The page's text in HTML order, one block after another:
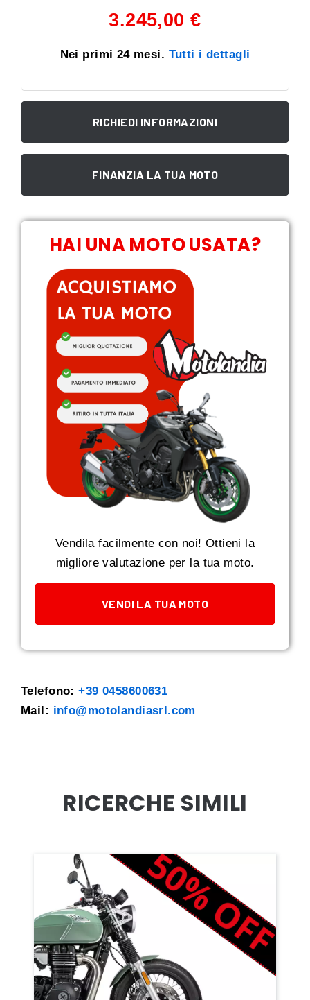
3.245,00 €
Nei primi 24 mesi. Tutti i dettagli
RICHIEDI INFORMAZIONI
FINANZIA LA TUA MOTO
HAI UNA MOTO USATA?
Vendila facilmente con noi! Ottieni la
migliore valutazione per la tua moto.
VENDI LA TUA MOTO
Telefono:+39 0458600631
Mail: info@motolandiasrl.com
RICERCHE SIMILI